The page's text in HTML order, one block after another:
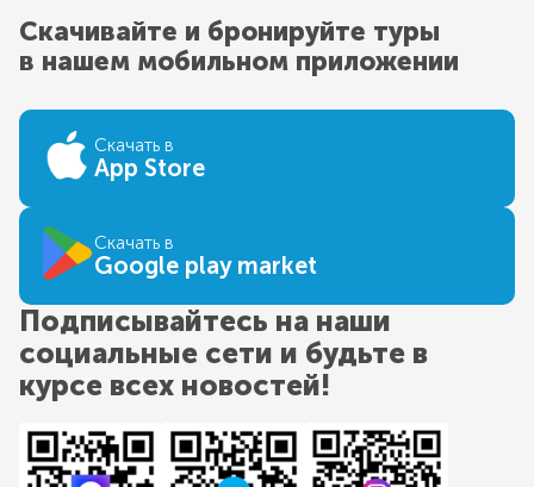
Скачивайте и бронируйте туры
в нашем мобильном приложении
Скачать в
App Store
Скачать в
Google play market
Подписывайтесь на наши
социальные сети и будьте в
курсе всех новостей!